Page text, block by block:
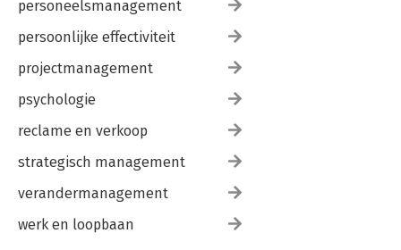
personeelsmanagement
persoonlijke effectiviteit
projectmanagement
psychologie
reclame en verkoop
strategisch management
verandermanagement
werk en loopbaan